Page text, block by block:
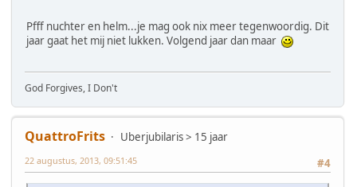
Pfff nuchter en helm...je mag ook nix meer tegenwoordig. Dit
jaar gaat het mij niet lukken. Volgend jaar dan maar
God Forgives, I Don't
QuattroFrits
Uberjubilaris > 15 jaar
#4
22 augustus, 2013, 09:51:45